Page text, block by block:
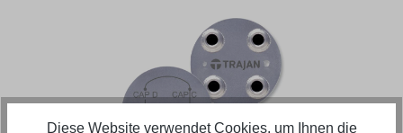
Diese Website verwendet Cookies, um Ihnen die